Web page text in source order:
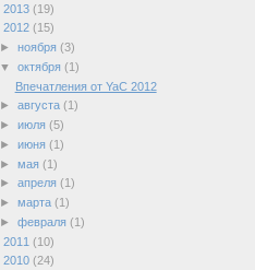
2013 (19)
2012 (15)
►ноября(3)
▼октября(1)
Впечатления от YaC 2012
►августа(1)
►июля(5)
►июня(1)
►мая(1)
►апреля(1)
►марта(1)
►февраля(1)
2011 (10)
2010 (24)